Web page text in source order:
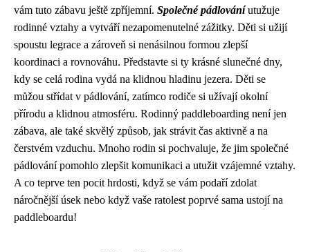
vám tuto zábavu ještě zpříjemní. Společné pádlováníutužuje
rodinné vztahy a vytváří nezapomenutelné zážitky. Děti si užijí
spoustu legrace a zároveň si nenásilnou formou zlepší
koordinaci a rovnováhu. Představte si ty krásné slunečné dny,
kdy se celá rodina vydá na klidnou hladinu jezera. Děti se
můžou střídat v pádlování, zatímco rodiče si užívají okolní
přírodu a klidnou atmosféru. Rodinný paddleboarding není jen
zábava, ale také skvělý způsob, jak strávit čas aktivně a na
čerstvém vzduchu. Mnoho rodin si pochvaluje, že jim společné
pádlování pomohlo zlepšit komunikaci a utužit vzájemné vztahy.
A co teprve ten pocit hrdosti, když se vám podaří zdolat
náročnější úsek nebo když vaše ratolest poprvé sama ustojí na
paddleboardu!